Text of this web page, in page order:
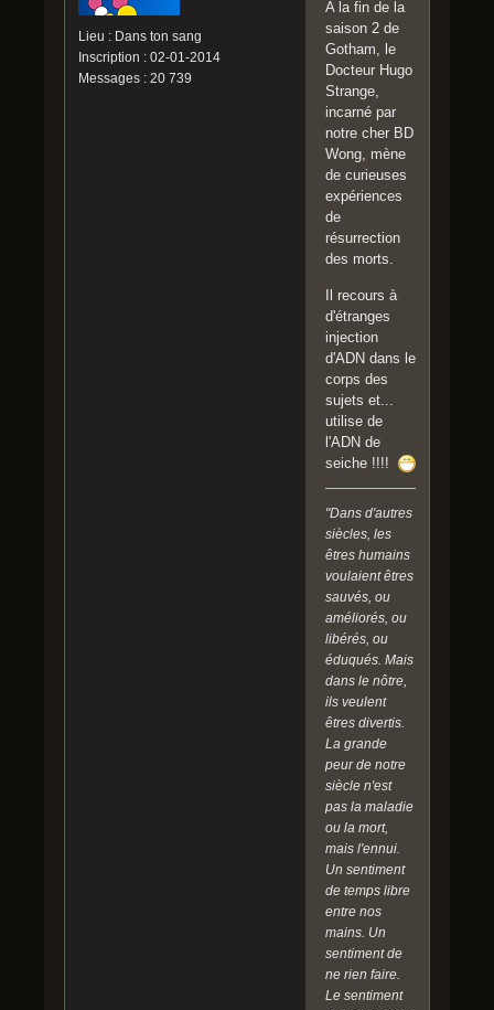
Lieu : Dans ton sang
Inscription : 02-01-2014
Messages : 20 739
A la fin de la
saison 2 de
Gotham, le
Docteur Hugo
Strange,
incarné par
notre cher BD
Wong, mène
de curieuses
expériences
de
résurrection
des morts.
Il recours à
d'étranges
injection
d'ADN dans le
corps des
sujets et...
utilise de
l'ADN de
seiche !!!!
"Dans d'autres
siècles, les
êtres humains
voulaient êtres
sauvés, ou
améliorés, ou
libérés, ou
éduqués. Mais
dans le nôtre,
ils veulent
êtres divertis.
La grande
peur de notre
siècle n'est
pas la maladie
ou la mort,
mais l'ennui.
Un sentiment
de temps libre
entre nos
mains. Un
sentiment de
ne rien faire.
Le sentiment